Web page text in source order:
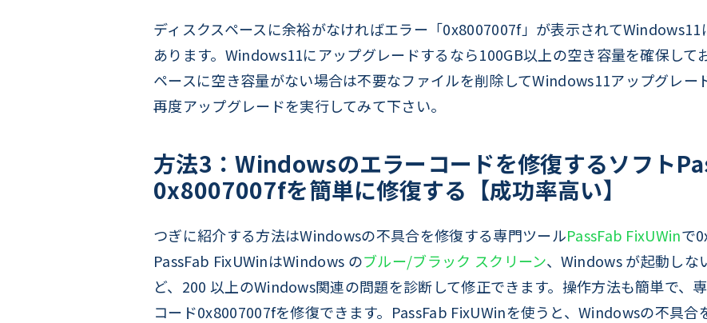
ディスクスペースに余裕がなければエラー「0x8007007f」が表示されて
あります。Windows11にアップグレードするなら100GB以上の空き容量を確保して
ペースに空き容量がない場合は不要なファイルを削除してWindows11アップグレー
再度アップグレードを実行してみて下さい。
方法3：Windowsのエラーコードを修復するソフト
0x8007007fを簡単に修復する【成功率高い】
つぎに紹介する方法はWindowsの不具合を修復する専門ツールPassFab FixUWinで
PassFab FixUWinはWindows のブルー/ブラック スクリーン、Windows が起動しな
ど、200 以上のWindows関連の問題を診断して修正できます。操作方法も簡単で、
コード0x8007007fを修復できます。PassFab FixUWinを使うと、Windowsの不具